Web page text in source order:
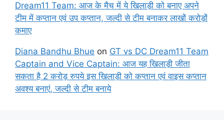
Dream11 Team: आज के मैच में ये खिलाड़ी को बनाए अपने
टीम में कप्तान एवं उप कप्तान, जल्दी से टीम बनाकर लाखों करोड़ों
कमाए
Diana Bandhu Bhue on GT vs DC Dream11 Team
Captain and Vice Captain: आज यह खिलाड़ी जीता
सकता है 2 करोड़ रुपये इस खिलाड़ी को कप्तान एवं वाइस कप्तान
अवश्य बनाएं, जल्दी से टीम बनाये